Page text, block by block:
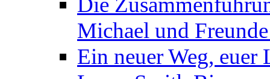
Michael und
Ein neuer Weg, euer